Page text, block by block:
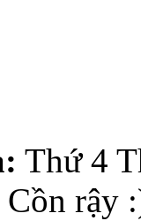
Thứ 4
Cồn rậy